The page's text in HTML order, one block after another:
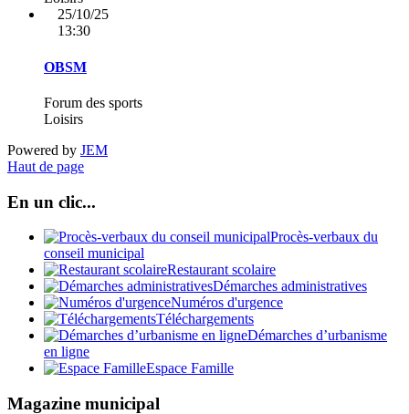
25/10/25
13:30
OBSM
Forum des sports
Loisirs
Powered by JEM
Haut de page
En un clic...
Procès-verbaux du
conseil municipal
Restaurant scolaire
Démarches administratives
Numéros d'urgence
Téléchargements
Démarches d’urbanisme
en ligne
Espace Famille
Magazine municipal